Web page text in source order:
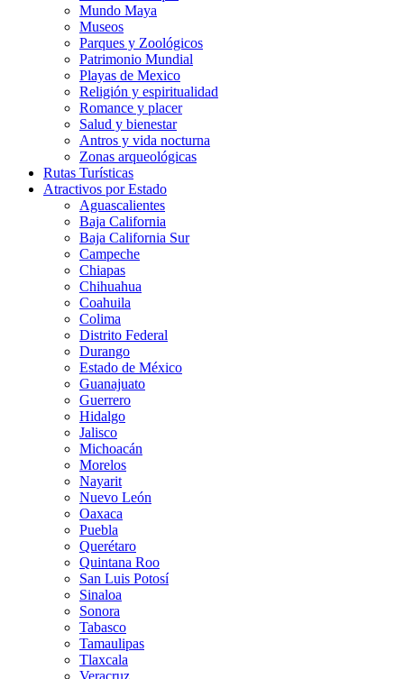
Mundo Maya
Museos
Parques y Zoológicos
Patrimonio Mundial
Playas de Mexico
Religión y espiritualidad
Romance y placer
Salud y bienestar
Antros y vida nocturna
Zonas arqueológicas
Rutas Turísticas
Atractivos por Estado
Aguascalientes
Baja California
Baja California Sur
Campeche
Chiapas
Chihuahua
Coahuila
Colima
Distrito Federal
Durango
Estado de México
Guanajuato
Guerrero
Hidalgo
Jalisco
Michoacán
Morelos
Nayarit
Nuevo León
Oaxaca
Puebla
Querétaro
Quintana Roo
San Luis Potosí
Sinaloa
Sonora
Tabasco
Tamaulipas
Tlaxcala
Veracruz